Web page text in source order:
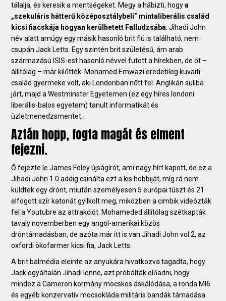
tálalja, és keresik a mentségeket. Megy a hábizti, hogya
„szekuláris hátterű középosztálybeli” mintaliberális család
kicsi fiacskája hogyan kerülhetett Falludzsába . Jihadi John
név alatt amúgy egy másik hasonló brit fiú is található, nem
csupán Jack Letts. Egy szintén brit születésű, ám arab
származású ISIS-est hasonló névvel futott a hírekben, de őt –
állítólag – már kilőtték. Mohamed Emwazi eredetileg kuvaiti
család gyermeke volt, aki Londonban nőtt fel. Anglikán suliba
járt, majd a Westminster Egyetemen (ez egy híres londoni
liberális-balos egyetem) tanult informatikát és
üzletmenedzsmentet.
Aztán hopp, fogta magát és elment
fejezni.
Ő fejezte le James Foley újságírót, ami nagy hírt kapott, de ez a
Jihadi John 1.0 addig csinálta ezt a kis hobbiját, míg rá nem
küldtek egy drónt, miután személyesen 5 európai túszt és 21
elfogott szír katonát gyilkolt meg, miközben a cimbik videózták
fel a Youtubre az attrakciót. Mohameded állítólag szétkapták
tavaly novemberben egy angol-amerikai közös
dróntámadásban, de azóta már itt is van Jihadi John vol.2, az
oxfordi ökofarmer kicsi fia, Jack Letts.
A brit balmédia eleinte az anyukára hivatkozva tagadta, hogy
Jack egyáltalán Jihadi lenne, azt próbálták előadni, hogy
mindez a Cameron kormány mocskos áskálódása, a ronda MI6
és egyéb konzervatív mocsokláda militáris bandák támadása